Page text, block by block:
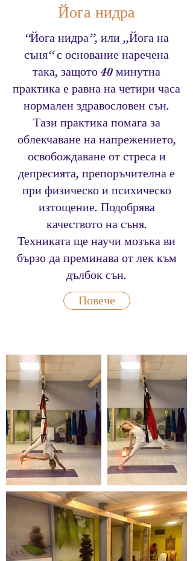
Йога нидра
“Йога нидра”, или „Йога на
съня“ с основание наречена
така, защото 40 минутна
практика е равна на четири часа
нормален здравословен сън.
Тази практика помага за
облекчаване на напрежението,
освобождаване от стреса и
депресията, препоръчителна е
при физическо и психическо
изтощение. Подобрява
качеството на съня.
Техниката ще научи мозъка ви
бързо да преминава от лек към
дълбок сън.
Повече